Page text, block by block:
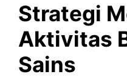
Strategi
Aktivitas
Sains